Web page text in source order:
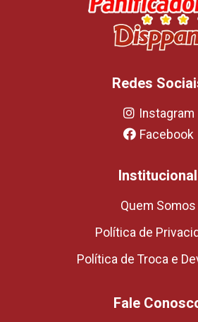
Redes
Instagram
Facebook
Institucional
Quem Somos
Política de
Política de Troca e
Fale